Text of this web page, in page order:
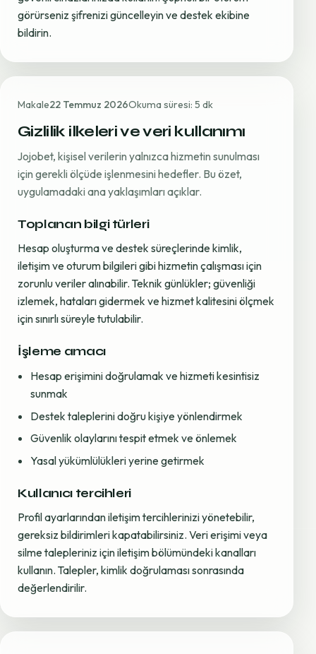
görürseniz şifrenizi güncelleyin ve destek ekibine
bildirin.
Makale22 Temmuz 2026Okuma süresi: 5 dk
Gizlilik ilkeleri ve veri kullanımı
Jojobet, kişisel verilerin yalnızca hizmetin sunulması
için gerekli ölçüde işlenmesini hedefler. Bu özet,
uygulamadaki ana yaklaşımları açıklar.
Toplanan bilgi türleri
Hesap oluşturma ve destek süreçlerinde kimlik,
iletişim ve oturum bilgileri gibi hizmetin çalışması için
zorunlu veriler alınabilir. Teknik günlükler; güvenliği
izlemek, hataları gidermek ve hizmet kalitesini ölçmek
için sınırlı süreyle tutulabilir.
İşleme amacı
Hesap erişimini doğrulamak ve hizmeti kesintisiz
sunmak
Destek taleplerini doğru kişiye yönlendirmek
Güvenlik olaylarını tespit etmek ve önlemek
Yasal yükümlülükleri yerine getirmek
Kullanıcı tercihleri
Profil ayarlarından iletişim tercihlerinizi yönetebilir,
gereksiz bildirimleri kapatabilirsiniz. Veri erişimi veya
silme talepleriniz için iletişim bölümündeki kanalları
kullanın. Talepler, kimlik doğrulaması sonrasında
değerlendirilir.